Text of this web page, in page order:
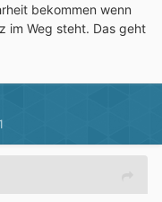
bekommen wenn
im Weg steht. Das geht